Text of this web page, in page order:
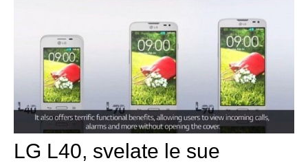
LG L40, svelate le sue